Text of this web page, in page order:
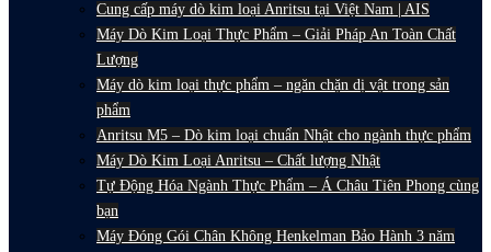
Cung cấp máy dò kim loại Anritsu tại Việt Nam | AIS
Máy Dò Kim Loại Thực Phẩm – Giải Pháp An Toàn Chất
Lượng
Máy dò kim loại thực phẩm – ngăn chặn dị vật trong sản
phẩm
Anritsu M5 – Dò kim loại chuẩn Nhật cho ngành thực phẩm
Máy Dò Kim Loại Anritsu – Chất lượng Nhật
Tự Động Hóa Ngành Thực Phẩm – Á Châu Tiên Phong cùng
bạn
Máy Đóng Gói Chân Không Henkelman Bảo Hành 3 năm